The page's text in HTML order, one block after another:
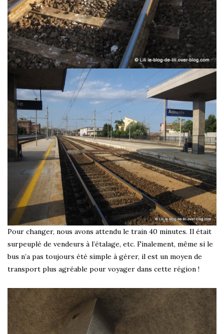
Pour changer, nous avons attendu le train 40 minutes. Il était
surpeuplé de vendeurs à l’étalage, etc. Finalement, même si le
bus n’a pas toujours été simple à gérer, il est un moyen de
transport plus agréable pour voyager dans cette région !